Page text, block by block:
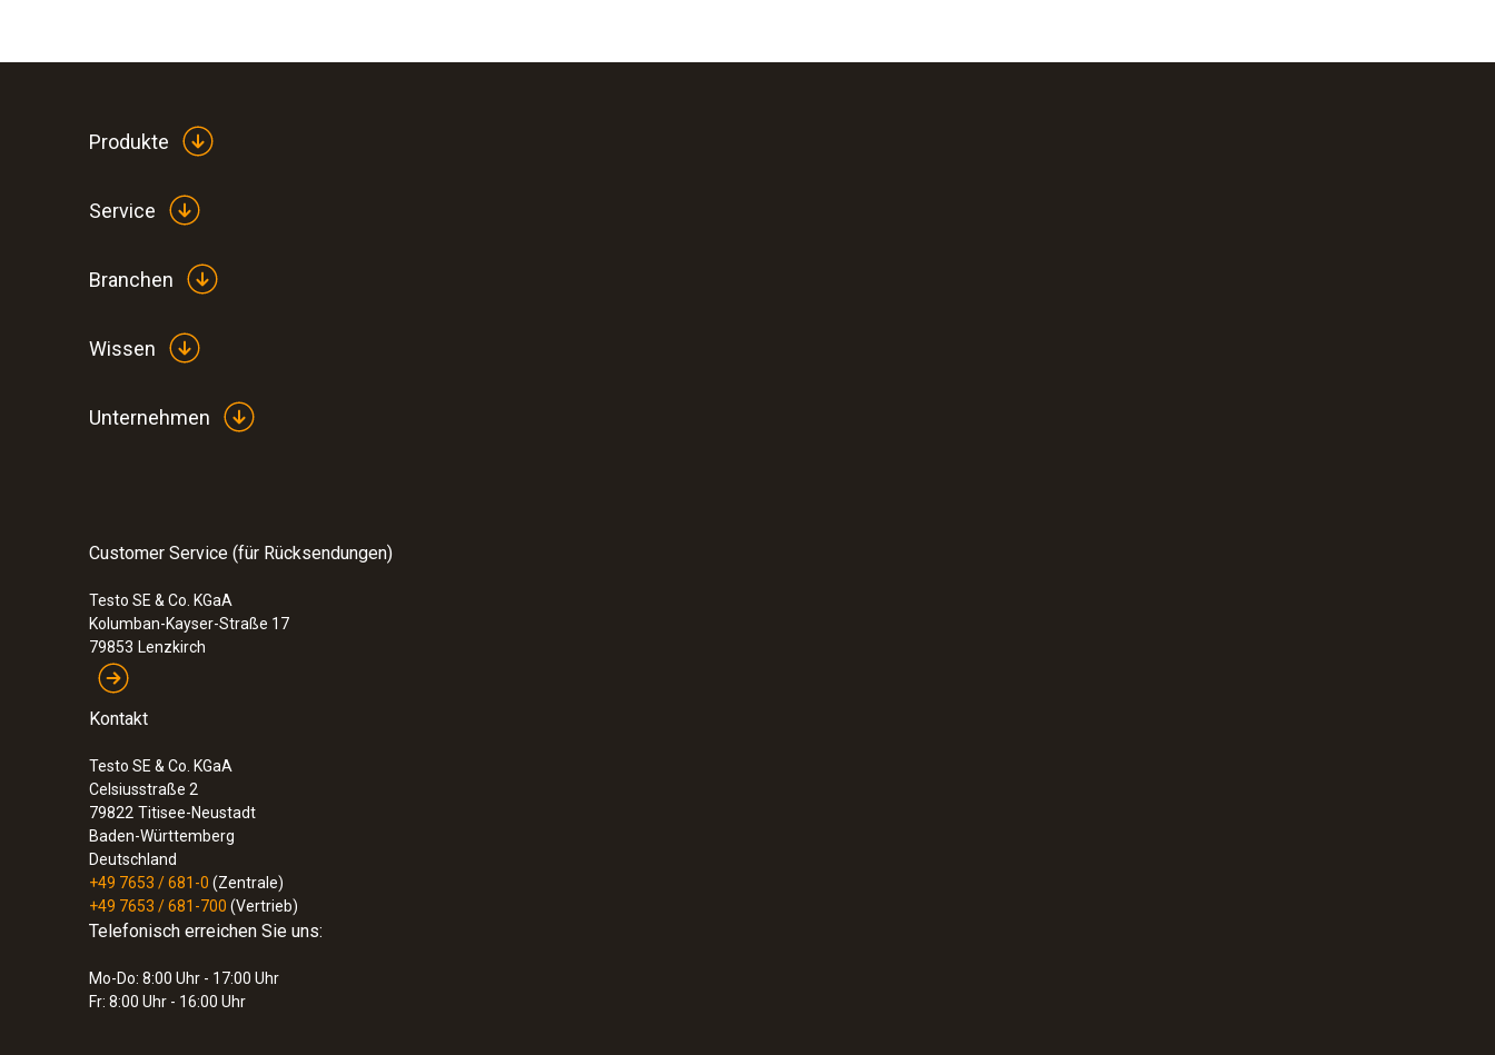
Produkte
Service
Branchen
Wissen
Unternehmen
Customer Service (für Rücksendungen)
Testo SE & Co. KGaA
Kolumban-Kayser-Straße 17
79853 Lenzkirch
Kontakt
Testo SE & Co. KGaA
Celsiusstraße 2
79822 Titisee-Neustadt
Baden-Württemberg
Deutschland
+49 7653 / 681-0 (Zentrale)
+49 7653 / 681-700 (Vertrieb)
Telefonisch erreichen Sie uns:
Mo-Do: 8:00 Uhr - 17:00 Uhr
Fr: 8:00 Uhr - 16:00 Uhr